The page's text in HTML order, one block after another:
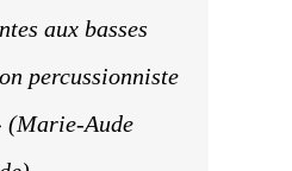
aux basses
percussionniste
(Marie-Aude